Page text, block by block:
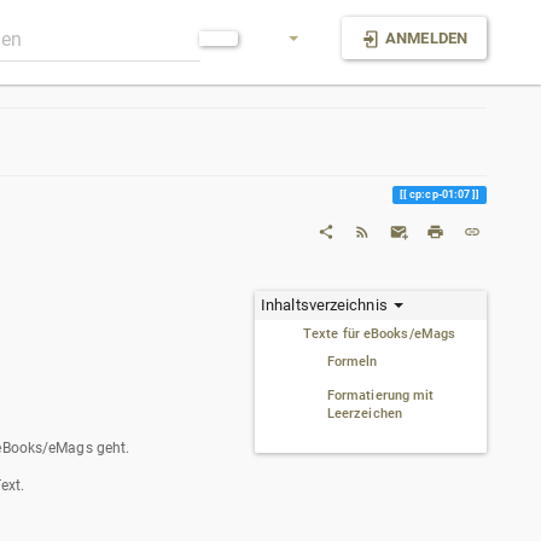
ANMELDEN
cp:cp-01:07
Inhaltsverzeichnis
Texte für eBooks/eMags
Formeln
Formatierung mit
Leerzeichen
eMags geht.